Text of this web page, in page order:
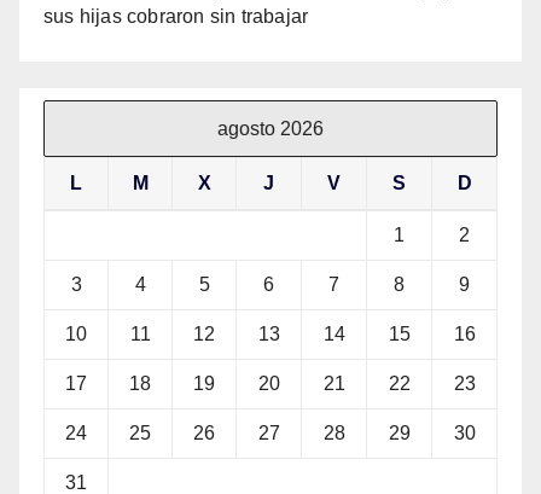
sus hijas cobraron sin trabajar
agosto 2026
L M X J V S D
1 2
3 4 5 6 7 8 9
10 11 12 13 14 15 16
17 18 19 20 21 22 23
24 25 26 27 28 29 30
31